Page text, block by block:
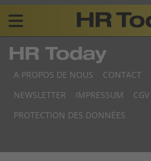
Skip
content
Plattform
für
Human
Resources
Main
navigation
FR
A PROPOS DE NOUS CONTACT
NEWSLETTER
IMPRESSUM
CGV
PROTECTION DES DONNÉES